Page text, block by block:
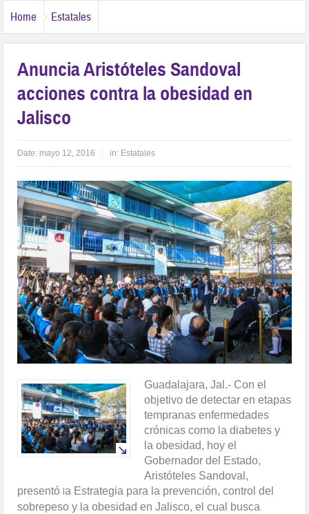
Home Estatales
Anuncia Aristóteles Sandoval
acciones contra la obesidad en
Jalisco
Date: mayo 12, 2016 in: Estatales
Guadalajara, Jal.- Con el
objetivo de detectar en etapas
tempranas enfermedades
crónicas como la diabetes y
la obesidad, hoy el
Gobernador del Estado,
Aristóteles Sandoval,
presentó la Estrategia para la prevención, control del
sobrepeso y la obesidad en Jalisco, el cual busca